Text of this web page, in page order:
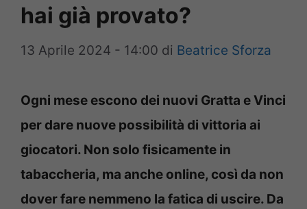
hai già provato?
13 Aprile 2024 - 14:00 di Beatrice Sforza
Ogni mese escono dei nuovi Gratta e Vinci
per dare nuove possibilità di vittoria ai
giocatori. Non solo fisicamente in
tabaccheria, ma anche online, così da non
dover fare nemmeno la fatica di uscire. Da